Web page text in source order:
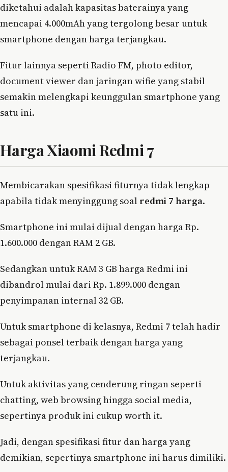
diketahui adalah kapasitas baterainya yang
mencapai 4.000mAh yang tergolong besar untuk
smartphone dengan harga terjangkau.
Fitur lainnya seperti Radio FM, photo editor,
document viewer dan jaringan wifie yang stabil
semakin melengkapi keunggulan smartphone yang
satu ini.
Harga Xiaomi Redmi 7
Membicarakan spesifikasi fiturnya tidak lengkap
apabila tidak menyinggung soal redmi 7 harga.
Smartphone ini mulai dijual dengan harga Rp.
1.600.000 dengan RAM 2 GB.
Sedangkan untuk RAM 3 GB harga Redmi ini
dibandrol mulai dari Rp. 1.899.000 dengan
penyimpanan internal 32 GB.
Untuk smartphone di kelasnya, Redmi 7 telah hadir
sebagai ponsel terbaik dengan harga yang
terjangkau.
Untuk aktivitas yang cenderung ringan seperti
chatting, web browsing hingga social media,
sepertinya produk ini cukup worth it.
Jadi, dengan spesifikasi fitur dan harga yang
demikian, sepertinya smartphone ini harus dimiliki.